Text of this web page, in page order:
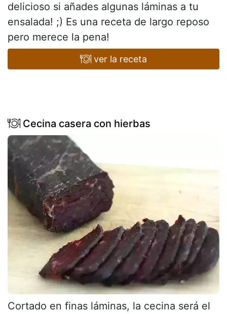
delicioso si añades algunas láminas a tu
ensalada! ;) Es una receta de largo reposo
pero merece la pena!
ver la receta
Cecina casera con hierbas
Cortado en finas láminas, la cecina será el